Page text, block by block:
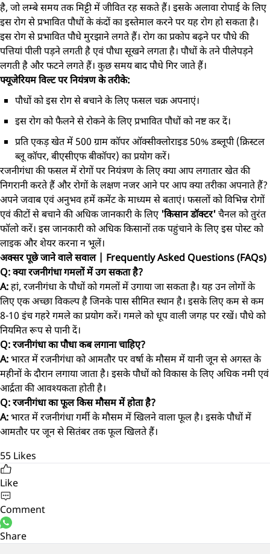
है, जो लम्बे समय तक मिट्टी में जीवित रह सकते हैं। इसके अलावा रोपाई के लिए
इस रोग से प्रभावित पौधों के कंदों का इस्तेमाल करने पर यह रोग हो सकता है।
इस रोग से प्रभावित पौधे मुरझाने लगते हैं। रोग का प्रकोप बढ़ने पर पौधे की
पत्तियां पीली पड़ने लगती है एवं पौधा सूखने लगता है। पौधों के तने पीलेपड़ने
लगती है और फटने लगते हैं। कुछ समय बाद पौधे गिर जाते हैं।
फ्यूजेरियम विल्ट पर नियंत्रण के तरीके:
पौधों को इस रोग से बचाने के लिए फसल चक्र अपनाएं।
इस रोग को फैलने से रोकने के लिए प्रभावित पौधों को नष्ट कर दें।
प्रति एकड़ खेत में 500 ग्राम कॉपर ऑक्सीक्लोराइड 50% डब्लूपी (क्रिस्टल
ब्लू कॉपर, बीएसीएफ बीकॉपर) का प्रयोग करें।
रजनीगंधा की फसल में रोगों पर नियंत्रण के लिए क्या आप लगातार खेत की
निगरानी करते हैं और रोगों के लक्षण नजर आने पर आप क्या तरीका अपनाते हैं?
अपने जवाब एवं अनुभव हमें कमेंट के माध्यम से बताएं। फसलों को विभिन्न रोगों
एवं कीटों से बचाने की अधिक जानकारी के लिए 'किसान डॉक्टर'चैनल को तुरंत
फॉलो करें। इस जानकारी को अधिक किसानों तक पहुंचाने के लिए इस पोस्ट को
लाइक और शेयर करना न भूलें।
अक्सर पूछे जाने वाले सवाल | Frequently Asked Questions (FAQs)
Q: क्या रजनीगंधा गमलों में उग सकता है?
A:हां, रजनीगंधा के पौधों को गमलों में उगाया जा सकता है। यह उन लोगों के
लिए एक अच्छा विकल्प है जिनके पास सीमित स्थान है। इसके लिए कम से कम
8-10 इंच गहरे गमले का प्रयोग करें। गमले को धूप वाली जगह पर रखें। पौधे को
नियमित रूप से पानी दें।
Q: रजनीगंधा का पौधा कब लगाना चाहिए?
A:भारत में रजनीगंधा को आमतौर पर वर्षा के मौसम में यानी जून से अगस्त के
महीनों के दौरान लगाया जाता है। इसके पौधों को विकास के लिए अधिक नमी एवं
आर्द्रता की आवश्यकता होती है।
Q: रजनीगंधा का फूल किस मौसम में होता है?
A:भारत में रजनीगंधा गर्मी के मौसम में खिलने वाला फूल है। इसके पौधों में
आमतौर पर जून से सितंबर तक फूल खिलते हैं।
55 Likes
Like
Comment
Share